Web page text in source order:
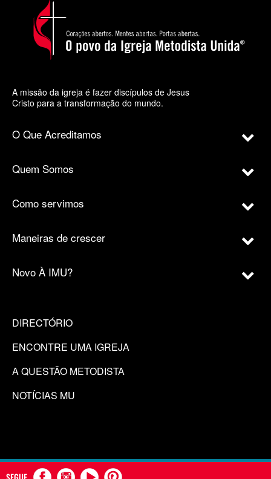
A missão da igreja é fazer discípulos de Jesus
Cristo para a transformação do mundo.
O Que Acreditamos
Quem Somos
Como servimos
Maneiras de crescer
Novo À IMU?
DIRECTÓRIO
ENCONTRE UMA IGREJA
A QUESTÃO METODISTA
NOTÍCIAS MU